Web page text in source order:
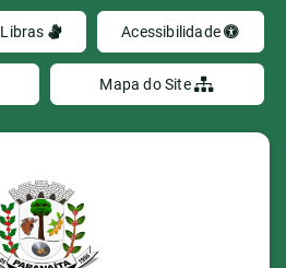
Libras Acessibilidade
Mapa do Site